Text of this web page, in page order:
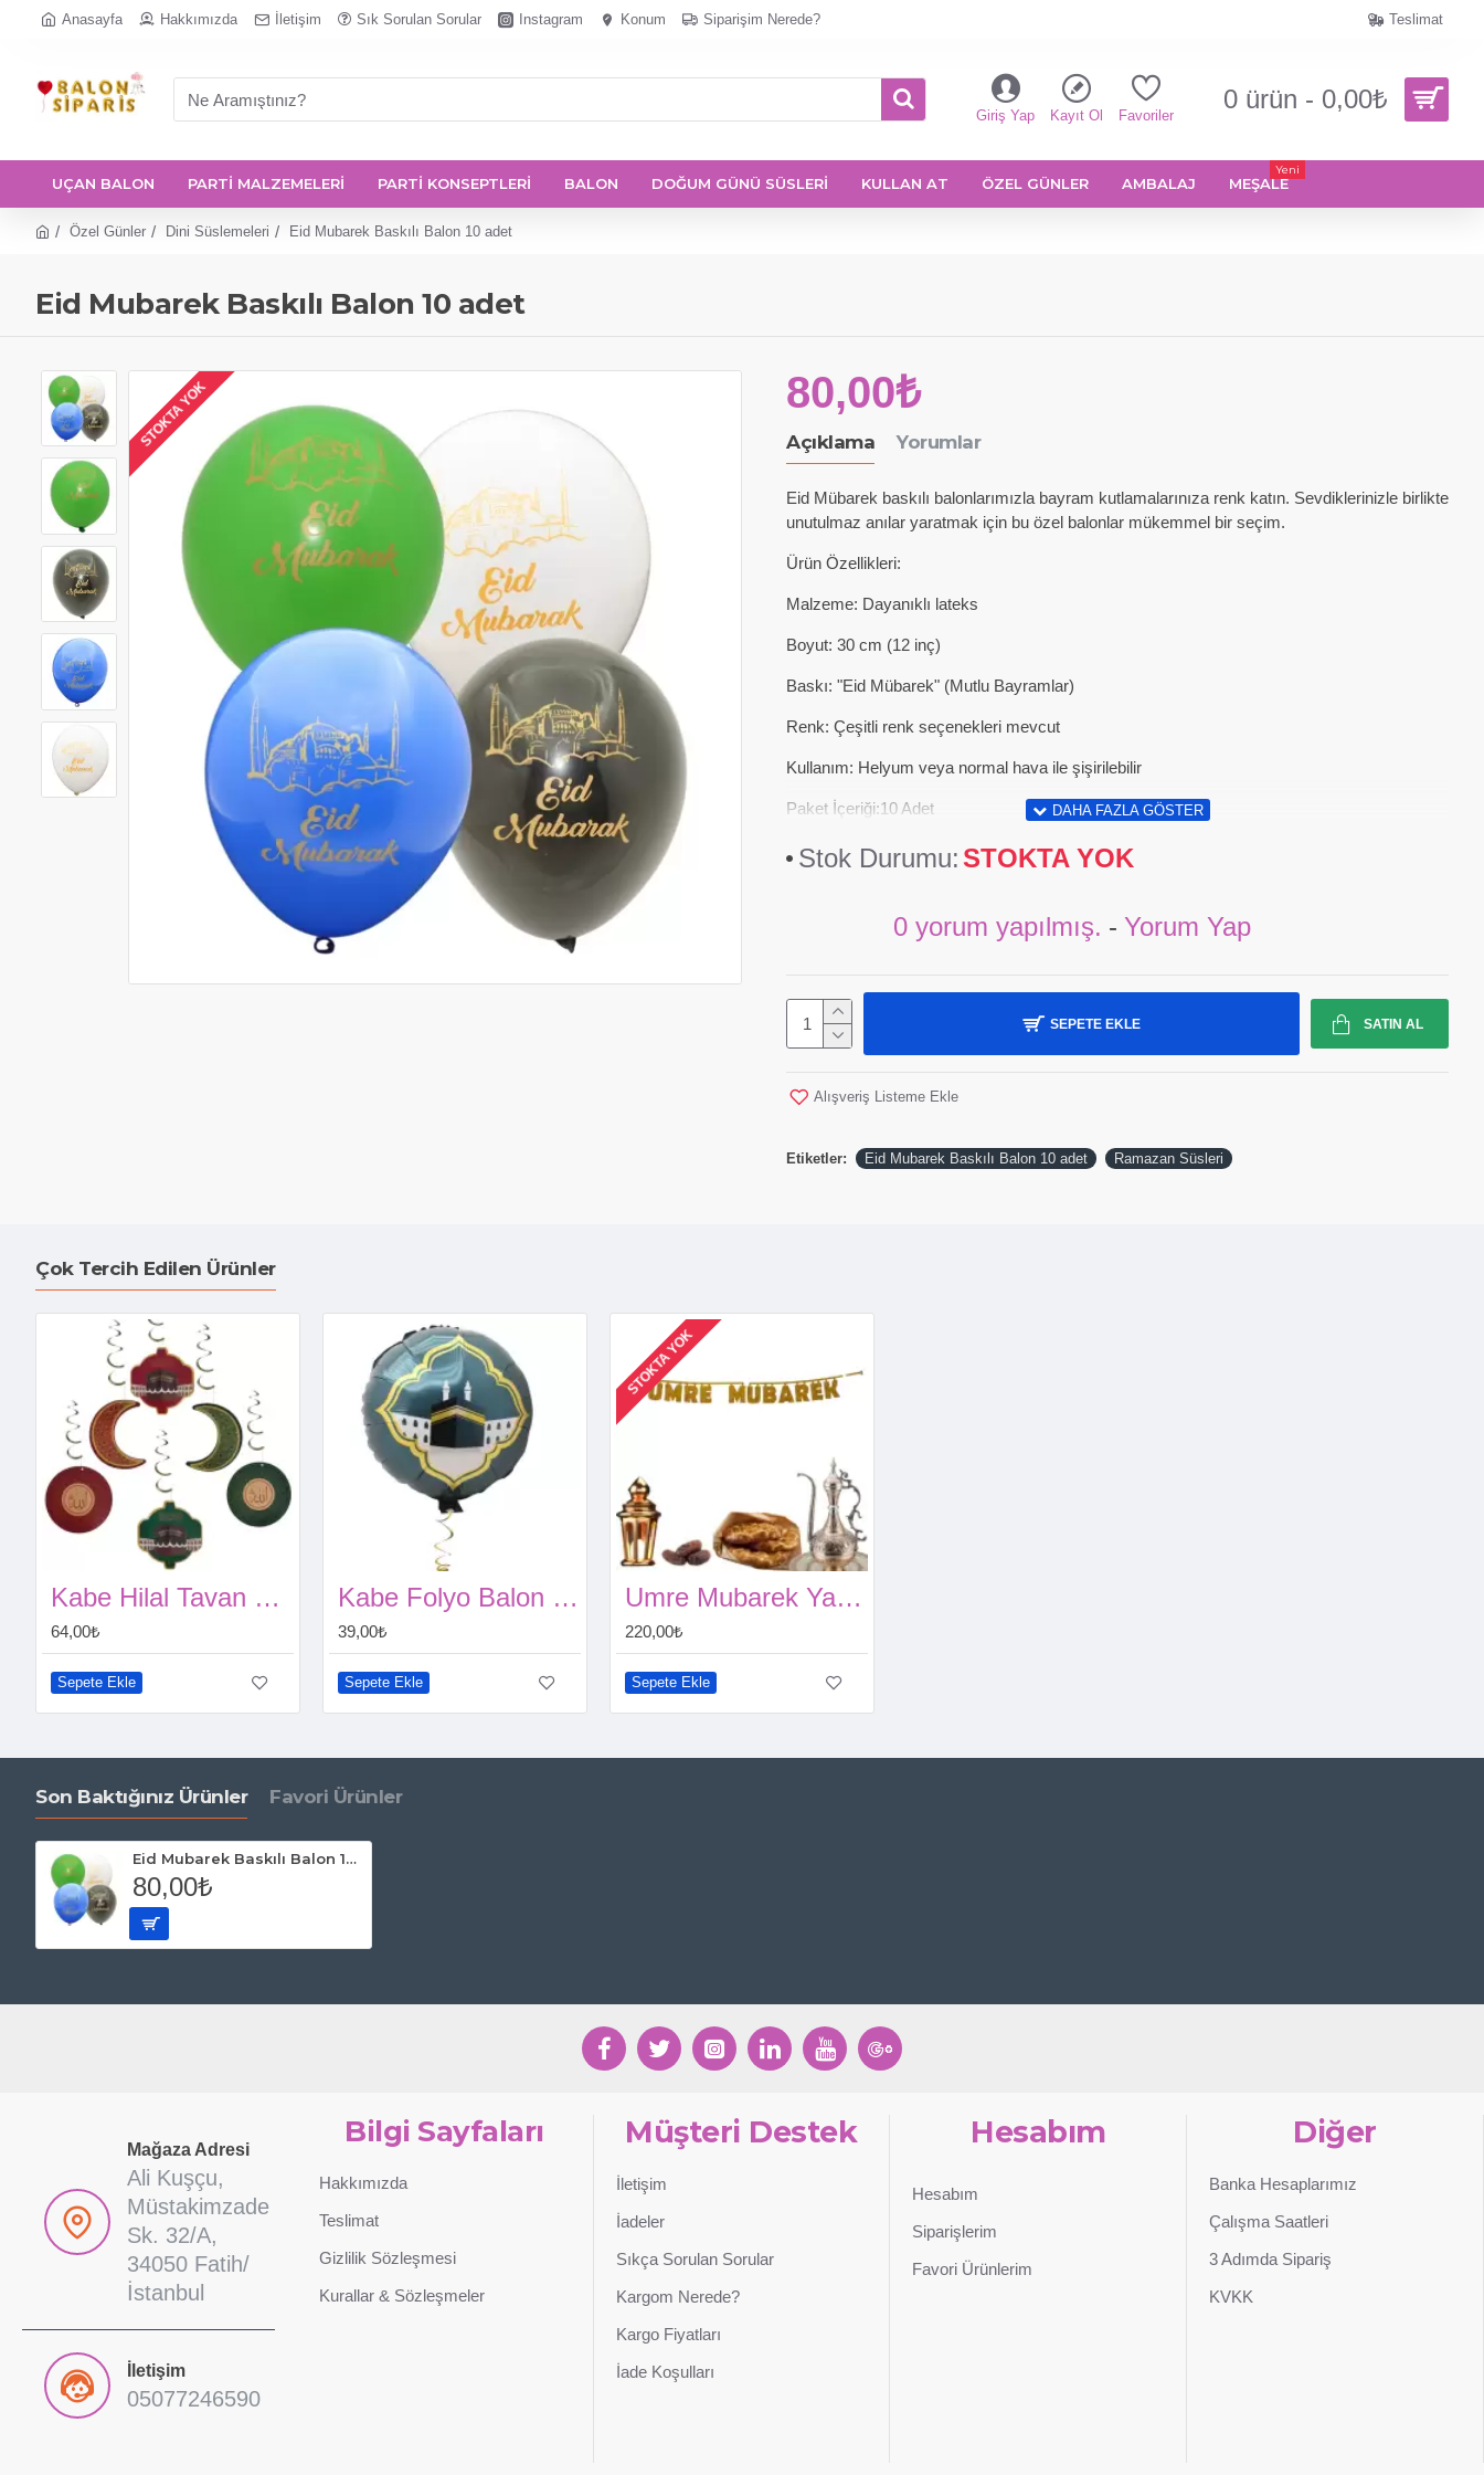
Anasayfa Hakkımızda İletişim Sık Sorulan Sorular Instagram Konum Siparişim Nerede? Teslimat
Giriş Yap Kayıt Ol Favoriler
0 ürün - 0,00₺
UÇAN BALON PARTİ MALZEMELERİ PARTİ KONSEPTLERİ BALON DOĞUM GÜNÜ SÜSLERİ KULLAN AT ÖZEL GÜNLER AMBALAJ MEŞALE
Yeni
Özel Günler Dini Süslemeleri Eid Mubarek Baskılı Balon 10 adet
Eid Mubarek Baskılı Balon 10 adet
STOKTA YOK Açıklama Yorumlar
Eid Mübarek baskılı balonlarımızla bayram kutlamalarınıza renk katın. Sevdiklerinizle birlikte
unutulmaz anılar yaratmak için bu özel balonlar mükemmel bir seçim.
Ürün Özellikleri:
Malzeme: Dayanıklı lateks
Boyut: 30 cm (12 inç)
Baskı: "Eid Mübarek" (Mutlu Bayramlar)
Renk: Çeşitli renk seçenekleri mevcut
Kullanım: Helyum veya normal hava ile şişirilebilir
Paket İçeriği:10 Adet
Stok Durumu:STOKTA YOK
0 yorum yapılmış. - Yorum Yap
80,00₺
SEPETE EKLE SATIN AL
Alışveriş Listeme Ekle
Etiketler: Eid Mubarek Baskılı Balon 10 adet Ramazan Süsleri
Çok Tercih Edilen Ürünler
Kabe Hilal Tavan Sarkıt Süsü
64,00₺
Sepete Ekle
Kabe Folyo Balon 45 Cm
39,00₺
Sepete Ekle
STOKTA YOK
Umre Mubarek Yazısı Gold
220,00₺
Sepete Ekle
Son Baktığınız Ürünler Favori Ürünler
Eid Mubarek Baskılı Balon 10 adet
80,00₺
Mağaza Adresi
Ali Kuşçu,
Müstakimzade
Sk. 32/A,
34050 Fatih/
İstanbul
İletişim
05077246590
Bilgi Sayfaları
Hakkımızda
Teslimat
Gizlilik Sözleşmesi
Kurallar & Sözleşmeler
Müşteri Destek
İletişim
İadeler
Sıkça Sorulan Sorular
Kargom Nerede?
Kargo Fiyatları
İade Koşulları
Hesabım
Hesabım
Siparişlerim
Favori Ürünlerim
Diğer
Banka Hesaplarımız
Çalışma Saatleri
3 Adımda Sipariş
KVKK